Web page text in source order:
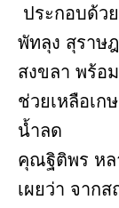
ประกอบด้ว
พัทลุง สุราษ
สงขลา พร้อ
ช่วยเหลือเก
น้ำลด
คุณฐิติพร หล
เผยว่า จาก